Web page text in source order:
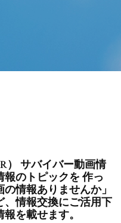
） サバイバー動画情
のトピックを 作っ
情報ありませんか」
、情報交換にご活用下
を載せます。